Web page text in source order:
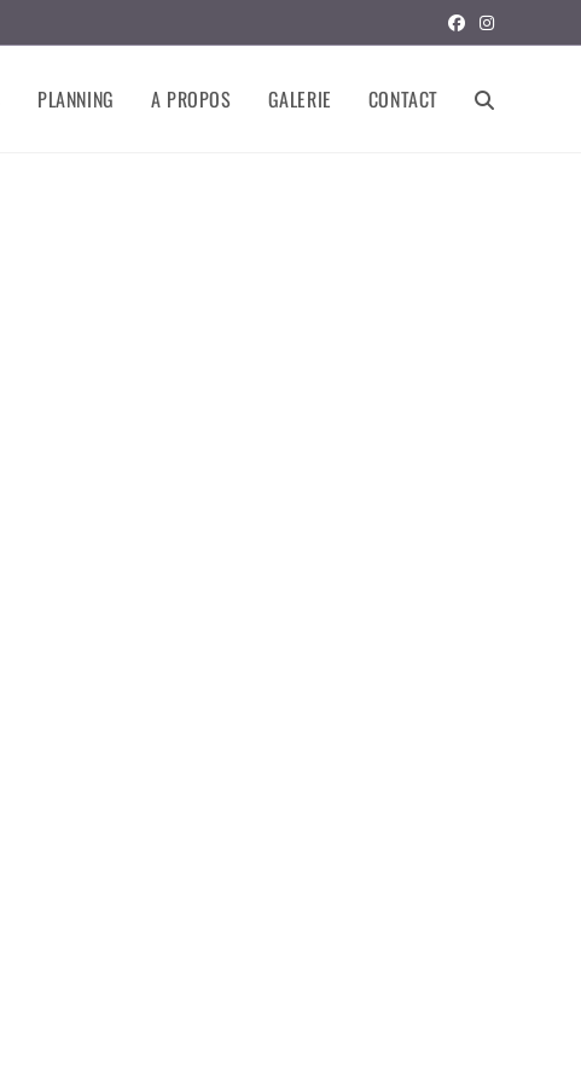
PLANNING A PROPOS GALERIE CONTACT